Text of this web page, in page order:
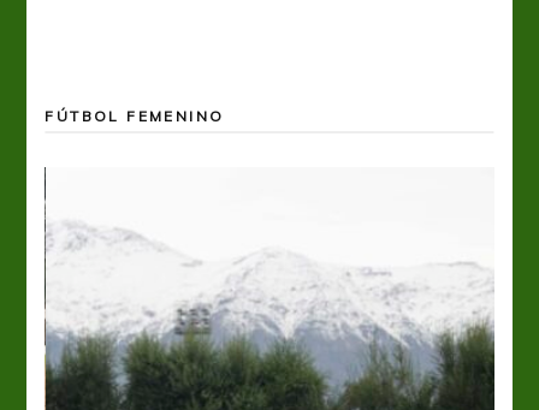
FÚTBOL FEMENINO